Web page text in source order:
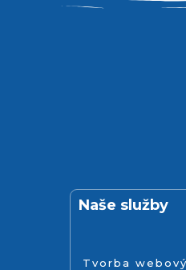
Naše služby
Tvorba